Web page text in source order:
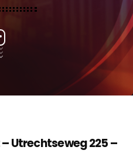
Utrechtseweg 225 –